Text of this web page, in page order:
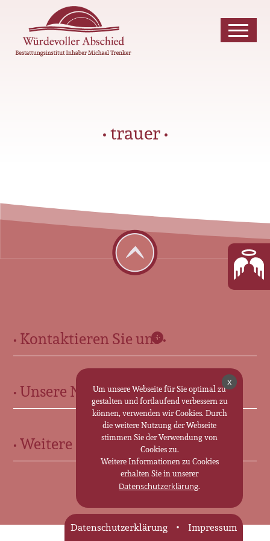
• trauer •
• Kontaktieren Sie uns •
Marktstr. 13 • 99885 Ohrdruf
0 36 24 - 30 70 25
Für Sie in Friedrichroda:
Marktstraße 35 • 99894 Friedrichroda
0 36 23 - 31 19 63
Zum Kontaktformular
• Unsere Neuigkeiten •
• Weitere Informationen •
Trauerkutsche im Landkreis Gotha
Bestattungen im Landkreis Gotha
Bestattungsinstitut im Landkreis Gotha
Um unsere Webseite für Sie optimal zu
gestalten und fortlaufend verbessern zu
können, verwenden wir Cookies. Durch
die weitere Nutzung der Webseite
stimmen Sie der Verwendung von
Cookies zu.
Weitere Informationen zu Cookies
erhalten Sie in unserer
Datenschutzerklärung.
X
Datenschutzerklärung Impressum